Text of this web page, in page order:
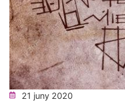
21 juny 2020